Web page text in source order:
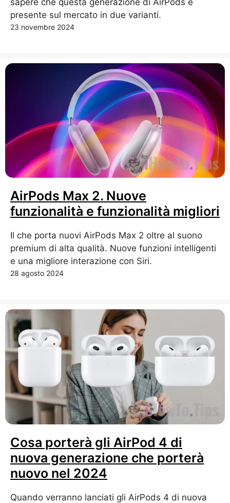
presente sul mercato in due varianti.
23 novembre 2024
AirPods Max 2. Nuove
funzionalità e funzionalità migliori
Il che porta nuovi AirPods Max 2 oltre al suono
premium di alta qualità. Nuove funzioni intelligenti
e una migliore interazione con Siri.
28 agosto 2024
Cosa porterà gli AirPod 4 di
nuova generazione che porterà
nuovo nel 2024
Quando verranno lanciati gli AirPods 4 di nuova